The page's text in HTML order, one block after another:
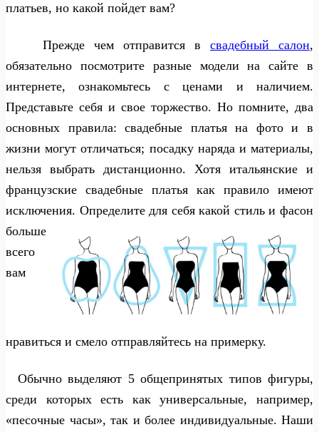
платьев, но какой пойдет вам?
Прежде чем отправится в свадебный салон,
обязательно посмотрите разные модели на сайте в
интернете, ознакомьтесь с ценами и наличием.
Представьте себя и свое торжество. Но помните, два
основных правила: свадебные платья на фото и в
жизни могут отличаться; посадку наряда и материалы,
нельзя выбрать дистанционно. Хотя итальянские и
французские свадебные платья как правило имеют
исключения. Определите для себя какой стиль и фасон
больше
всего
вам
нравиться и смело отправляйтесь на примерку.
Обычно выделяют 5 общепринятых типов фигуры,
среди которых есть как универсальные, например,
«песочные часы», так и более индивидуальные. Наши